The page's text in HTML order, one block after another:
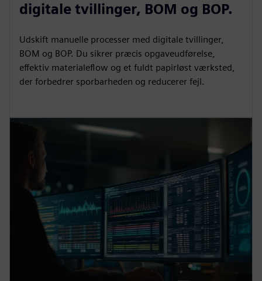
digitale tvillinger, BOM og BOP.
Udskift manuelle processer med digitale tvillinger,
BOM og BOP. Du sikrer præcis opgaveudførelse,
effektiv materialeflow og et fuldt papirløst værksted,
der forbedrer sporbarheden og reducerer fejl.